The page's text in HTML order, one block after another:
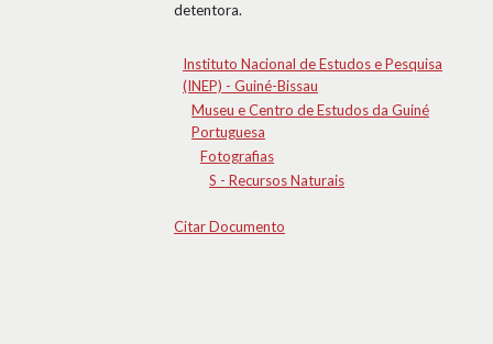
detentora.
Instituto Nacional de Estudos e Pesquisa
(INEP) - Guiné-Bissau
Museu e Centro de Estudos da Guiné
Portuguesa
Fotografias
S - Recursos Naturais
Citar Documento